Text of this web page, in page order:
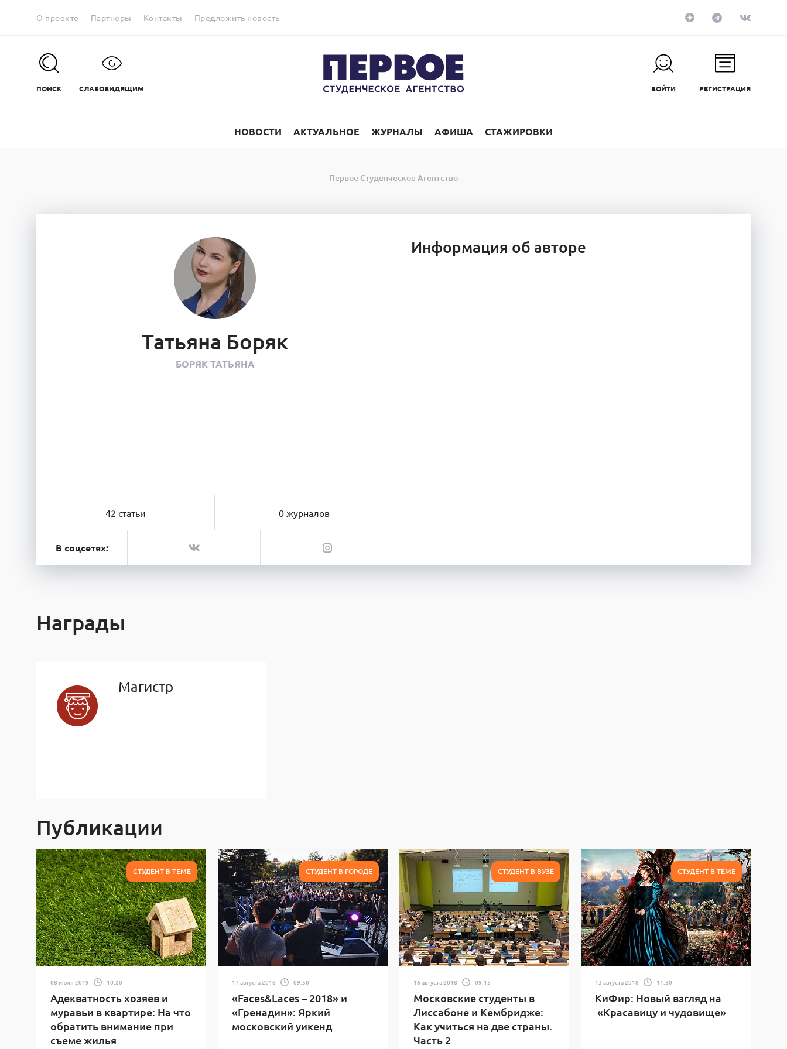
О проекте Партнеры Контакты Предложить новость
ПОИСК СЛАБОВИДЯЩИМ ВОЙТИ РЕГИСТРАЦИЯ
НОВОСТИ АКТУАЛЬНОЕ ЖУРНАЛЫ АФИША СТАЖИРОВКИ
Первое Студенческое Агентство
Татьяна Боряк
БОРЯК ТАТЬЯНА
42 статьи 0 журналов
В соцсетях:
Информация об авторе
Награды
Магистр
Публикации
СТУДЕНТ В ТЕМЕ
08 июля 2019 10:20
Адекватность хозяев и
муравьи в квартире: На что
обратить внимание при
съеме жилья
СТУДЕНТ В ГОРОДЕ
17 августа 2018 09:50
«Faces&Laces – 2018» и
«Гренадин»: Яркий
московский уикенд
СТУДЕНТ В ВУЗЕ
16 августа 2018 09:15
Московские студенты в
Лиссабоне и Кембридже:
Как учиться на две страны.
Часть 2
СТУДЕНТ В ТЕМЕ
13 августа 2018 11:30
КиФир: Новый взгляд на
«Красавицу и чудовище»